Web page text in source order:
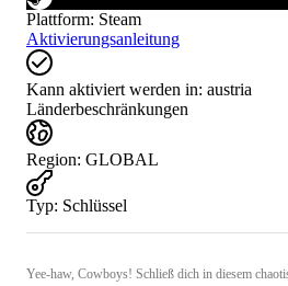
Plattform: Steam
Aktivierungsanleitung
Kann aktiviert werden in: austria
Länderbeschränkungen
Region: GLOBAL
Typ: Schlüssel
Yee-haw, Cowboys! Schließ dich in diesem